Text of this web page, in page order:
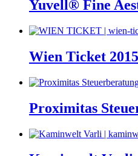
Yuvell® Fine
Wien Ticket 2015
Proximitas